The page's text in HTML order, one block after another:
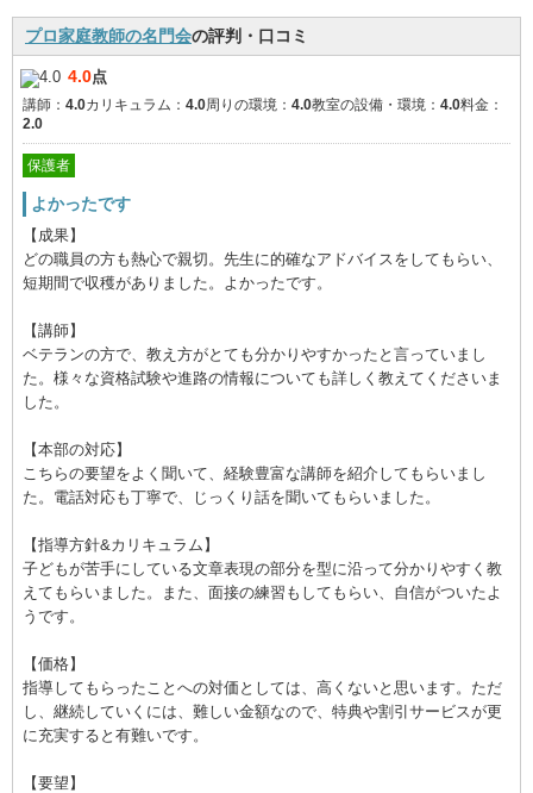
プロ家庭教師の名門会の評判・口コミ
4.0点
講師： 4.0カリキュラム： 4.0周りの環境： 4.0教室の設備・環境： 4.0料金：
2.0
保護者
よかったです
【成果】
どの職員の方も熱心で親切。先生に的確なアドバイスをしてもらい、
短期間で収穫がありました。よかったです。
【講師】
ベテランの方で、教え方がとても分かりやすかったと言っていまし
た。様々な資格試験や進路の情報についても詳しく教えてくださいま
した。
【本部の対応】
こちらの要望をよく聞いて、経験豊富な講師を紹介してもらいまし
た。電話対応も丁寧で、じっくり話を聞いてもらいました。
【指導方針&カリキュラム】
子どもが苦手にしている文章表現の部分を型に沿って分かりやすく教
えてもらいました。また、面接の練習もしてもらい、自信がついたよ
うです。
【価格】
指導してもらったことへの対価としては、高くないと思います。ただ
し、継続していくには、難しい金額なので、特典や割引サービスが更
に充実すると有難いです。
【要望】